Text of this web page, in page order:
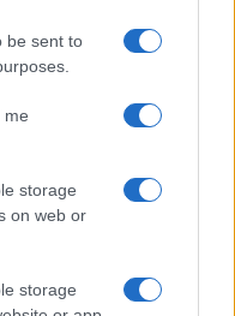
be sent to
me
storage
on web or
storage
Approfondimenti
Ricorrenze
Onomastico